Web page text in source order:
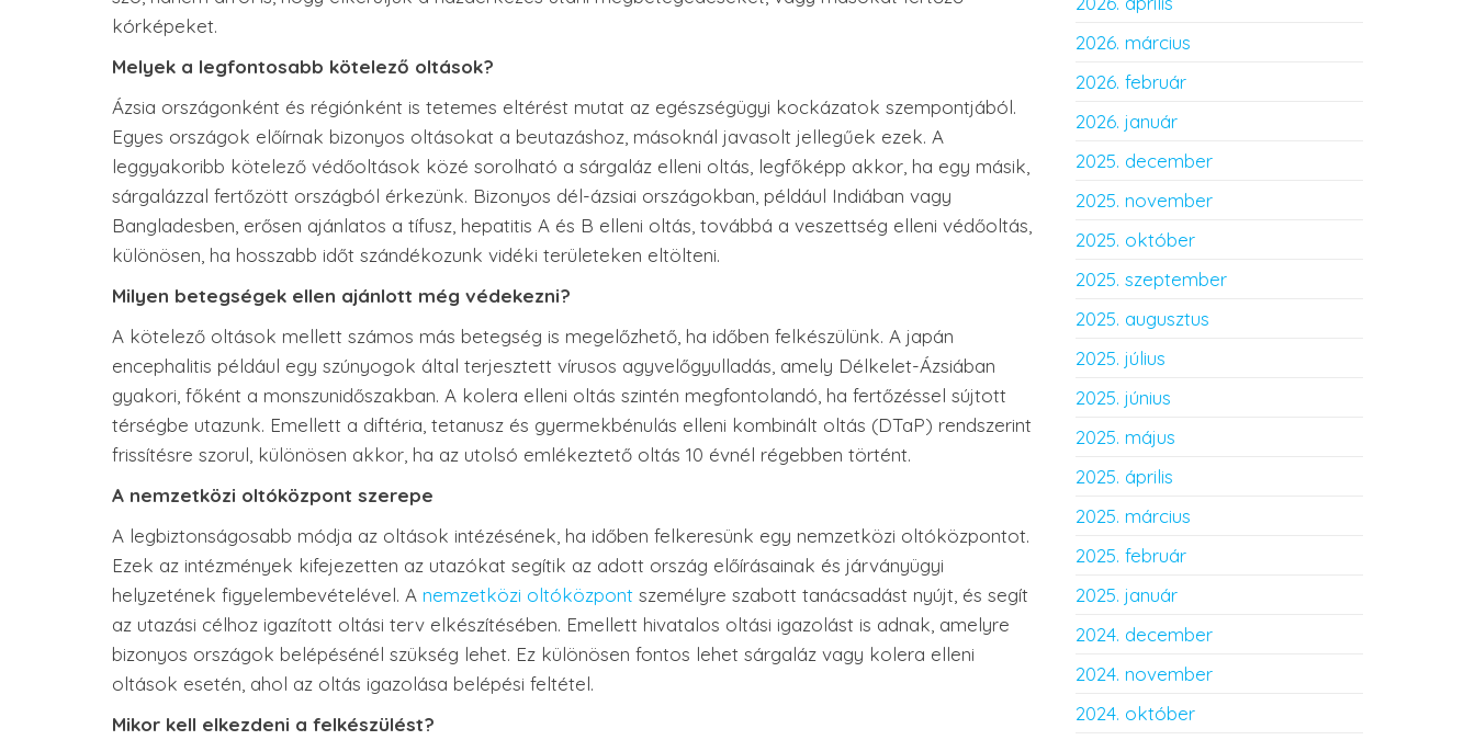
kórképeket.
Melyek a legfontosabb kötelező oltások?
Ázsia országonként és régiónként is tetemes eltérést mutat az egészségügyi kockázatok szempontjából.
Egyes országok előírnak bizonyos oltásokat a beutazáshoz, másoknál javasolt jellegűek ezek. A
leggyakoribb kötelező védőoltások közé sorolható a sárgaláz elleni oltás, legfőképp akkor, ha egy másik,
sárgalázzal fertőzött országból érkezünk. Bizonyos dél-ázsiai országokban, például Indiában vagy
Bangladesben, erősen ajánlatos a tífusz, hepatitis A és B elleni oltás, továbbá a veszettség elleni védőoltás,
különösen, ha hosszabb időt szándékozunk vidéki területeken eltölteni.
Milyen betegségek ellen ajánlott még védekezni?
A kötelező oltások mellett számos más betegség is megelőzhető, ha időben felkészülünk. A japán
encephalitis például egy szúnyogok által terjesztett vírusos agyvelőgyulladás, amely Délkelet-Ázsiában
gyakori, főként a monszunidőszakban. A kolera elleni oltás szintén megfontolandó, ha fertőzéssel sújtott
térségbe utazunk. Emellett a diftéria, tetanusz és gyermekbénulás elleni kombinált oltás (DTaP) rendszerint
frissítésre szorul, különösen akkor, ha az utolsó emlékeztető oltás 10 évnél régebben történt.
A nemzetközi oltóközpont szerepe
A legbiztonságosabb módja az oltások intézésének, ha időben felkeresünk egy nemzetközi oltóközpontot.
Ezek az intézmények kifejezetten az utazókat segítik az adott ország előírásainak és járványügyi
helyzetének figyelembevételével. A nemzetközi oltóközpont személyre szabott tanácsadást nyújt, és segít
az utazási célhoz igazított oltási terv elkészítésében. Emellett hivatalos oltási igazolást is adnak, amelyre
bizonyos országok belépésénél szükség lehet. Ez különösen fontos lehet sárgaláz vagy kolera elleni
oltások esetén, ahol az oltás igazolása belépési feltétel.
Mikor kell elkezdeni a felkészülést?
2026. március
2026. február
2026. január
2025. december
2025. november
2025. október
2025. szeptember
2025. augusztus
2025. július
2025. június
2025. május
2025. április
2025. március
2025. február
2025. január
2024. december
2024. november
2024. október